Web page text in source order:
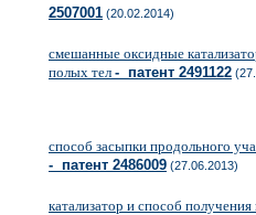
2507001 (20.02.2014)
смешанные оксидные
полых тел - патент 2491122
способ засыпки продольного
- патент 2486009 (27.06.2013)
катализатор и способ